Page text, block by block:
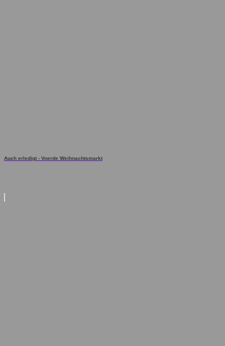
Auch erledigt - Voerde Weihnachtsmarkt